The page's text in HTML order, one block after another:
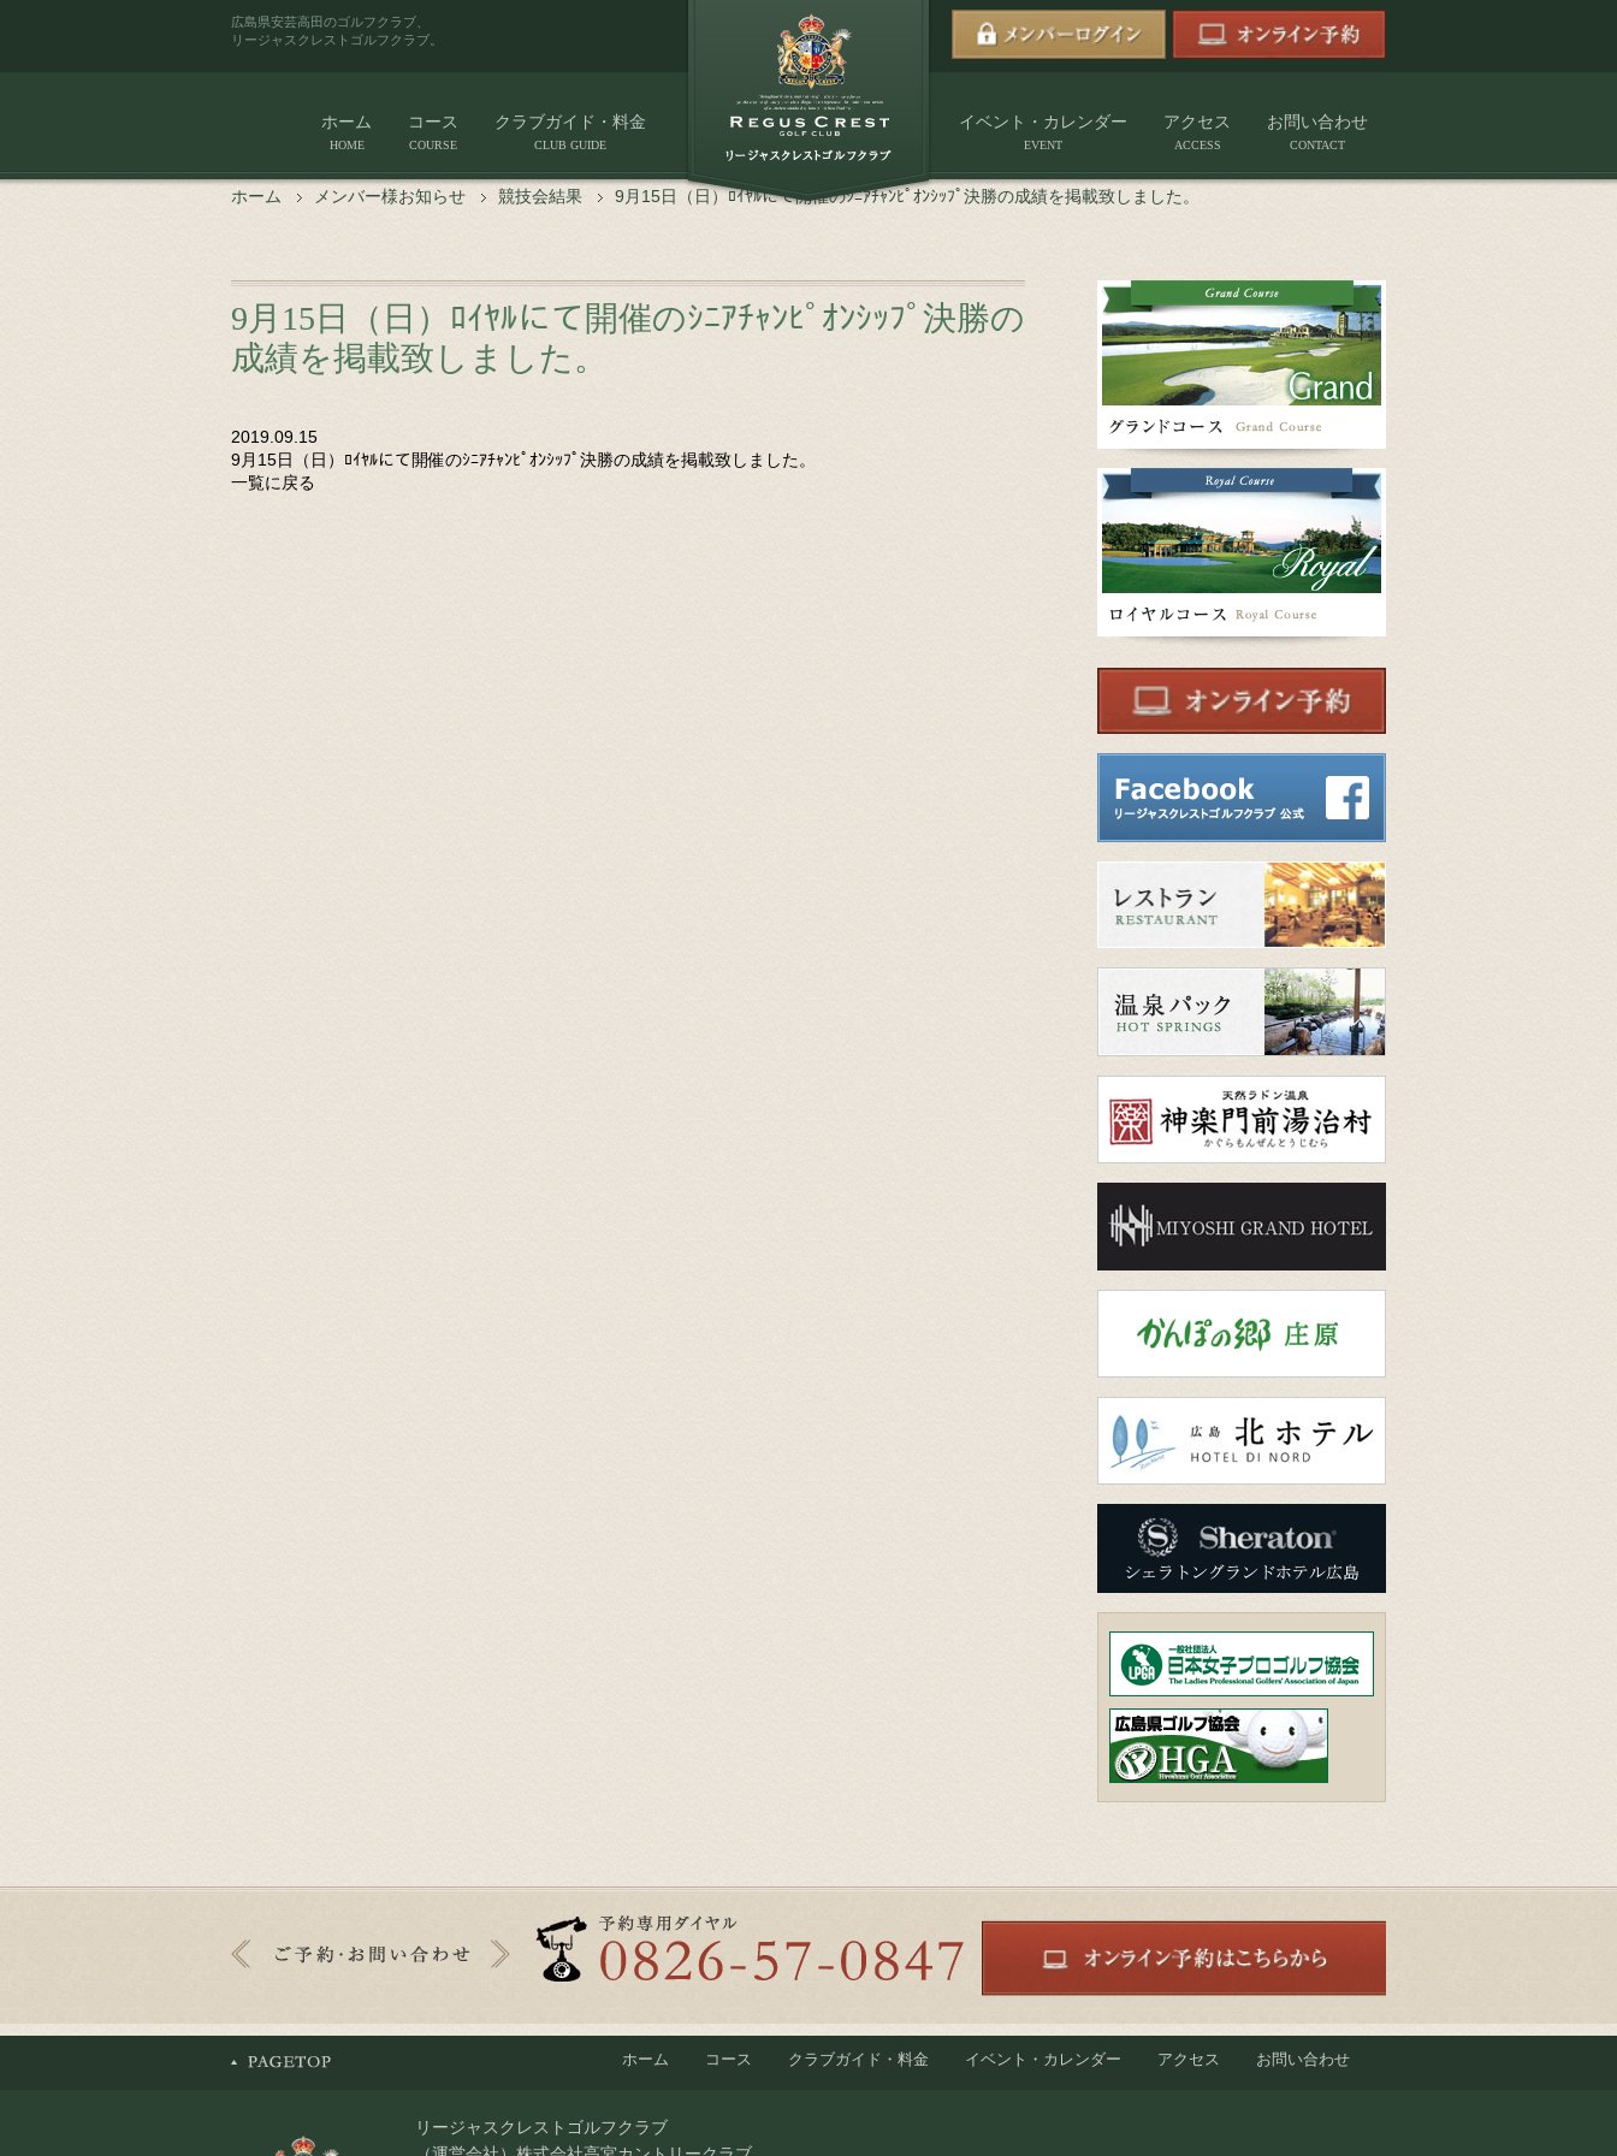
広島県安芸高田のゴルフクラブ、
リージャスクレストゴルフクラブ。
ホーム
HOME
コース
COURSE
クラブガイド・料金
CLUB GUIDE
イベント・カレンダー
EVENT
アクセス
ACCESS
お問い合わせ
CONTACT
ホーム メンバー様お知らせ 競技会結果 9月15日（日）ﾛｲﾔﾙにて開催のｼﾆｱﾁｬﾝﾋﾟｵﾝｼｯﾌﾟ決勝の成績を掲載致しました。
9月15日（日）ﾛｲﾔﾙにて開催のｼﾆｱﾁｬﾝﾋﾟｵﾝｼｯﾌﾟ決勝の
成績を掲載致しました。
2019.09.15
9月15日（日）ﾛｲﾔﾙにて開催のｼﾆｱﾁｬﾝﾋﾟｵﾝｼｯﾌﾟ決勝の成績を掲載致しました。
一覧に戻る
ホーム コース クラブガイド・料金 イベント・カレンダー アクセス お問い合わせ
リージャスクレストゴルフクラブ